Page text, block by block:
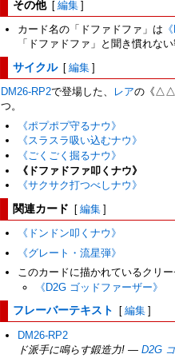
その他 [編集]
カード名の「ドファドファ」は
「ドファドファ」と聞き慣れな
サイクル [編集]
DM26-RP2で登場した、 レアの《
つ。
《ポプポプ守るナウ》
《スラスラ吸い込むナウ》
《ごくごく掘るナウ》
《ドファドファ叩くナウ》
《サクサク打つべしナウ》
関連カード [編集]
《ドンドン叩くナウ》
《グレート・流星弾》
このカードに描かれているクリ
《D2G ゴッドファーザー》
フレーバーテキスト [編集]
DM26-RP2
ド派手に鳴らす鍛造力! — D2G